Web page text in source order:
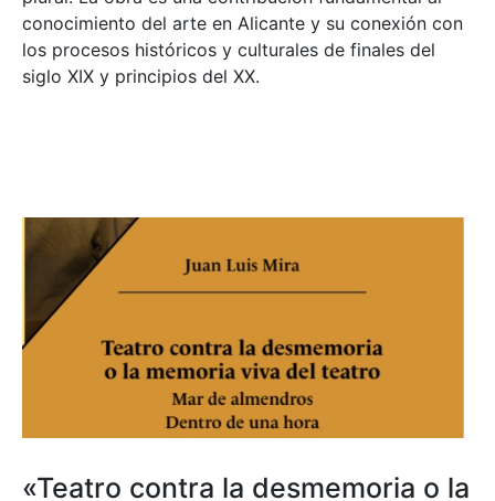
conocimiento del arte en Alicante y su conexión con
los procesos históricos y culturales de finales del
siglo XIX y principios del XX.
«Teatro contra la desmemoria o la